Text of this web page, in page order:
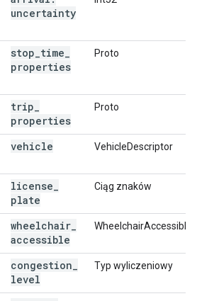
uncertainty
stop time
properties
Proto
trip
properties
Proto
vehicle VehicleDescriptor
license
plate
Ciąg znaków
wheelchair
accessible
WheelchairAccessible
congestion
level
Typ wyliczeniowy